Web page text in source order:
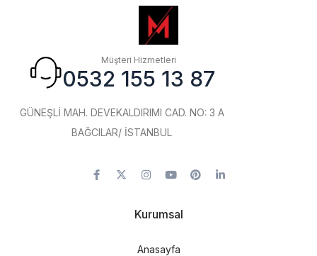
Müşteri Hizmetleri
0532 155 13 87
GÜNEŞLİ MAH. DEVEKALDIRIMI CAD. NO: 3 A
BAĞCILAR/ İSTANBUL
Kurumsal
Anasayfa